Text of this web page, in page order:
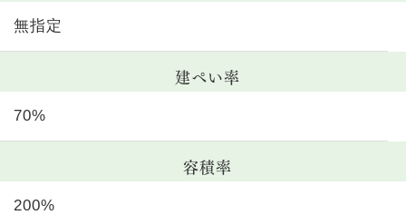
無指定
建ぺい率
70%
容積率
200%